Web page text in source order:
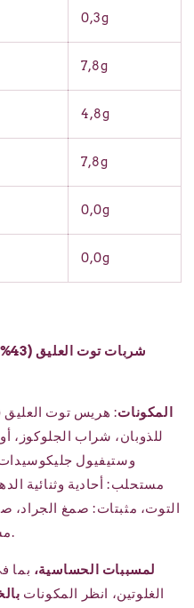
0,3g
7,8g
4,8g
7,8g
0,0g
0,0g
المكونات
للذوبان، شراب الجلوكوز،
وستيفيول
مستحلب: أحادية وثنائية
التوت، مثبتات: صمغ الجراد،
مستخلص التوت، مستخلص الجزر.
لمسببات الحساسية، بما
الغلوتين، انظر المكونات